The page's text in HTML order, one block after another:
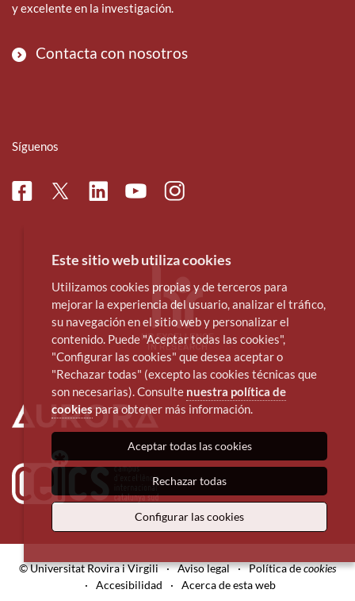
y excelente en la investigación.
Contacta con nosotros
Síguenos
FacebookTwitterLinkedinYoutubeInstagram
© Universitat Rovira i Virgili · Aviso legal · Política decookies
·
Accesibilidad · Acerca de esta web
Este sitio web utiliza cookies
Utilizamos cookies propias y de terceros para
mejorar la experiencia del usuario, analizar el tráfico,
su navegación en el sitio web y personalizar el
contenido. Puede "Aceptar todas las cookies",
"Configurar las cookies" que desea aceptar o
"Rechazar todas" (excepto las cookies técnicas que
son necesarias). Consulte nuestra política de
cookies para obtener más información.
Aceptar todas las cookies
Rechazar todas
Configurar las cookies